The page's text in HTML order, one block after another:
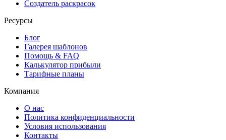
Создатель раскрасок
Ресурсы
Блог
Галерея шаблонов
Помощь & FAQ
Калькулятор прибыли
Тарифные планы
Компания
О нас
Политика конфиденциальности
Условия использования
Контакты